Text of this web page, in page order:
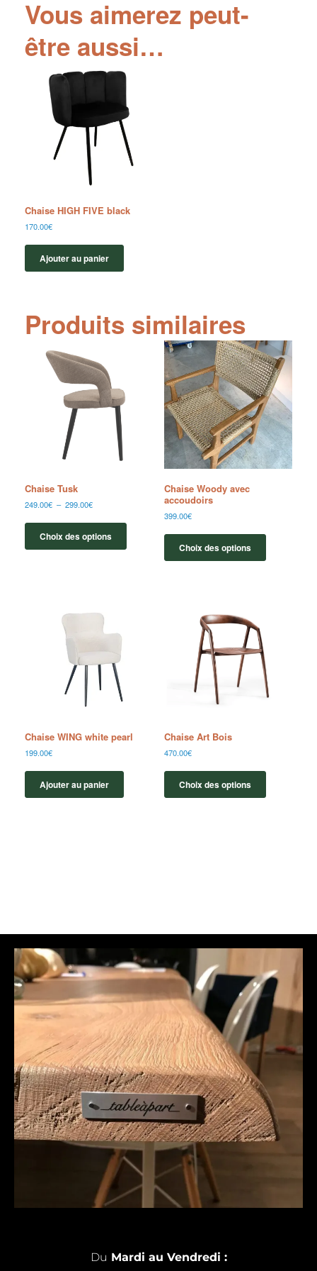
Vous aimerez peut-
être aussi…
Chaise HIGH FIVE black
170.00€
Ajouter au panier
Produits similaires
Chaise Tusk
249.00€ – 299.00€
Choix des options
Chaise Woody avec
accoudoirs
399.00€
Choix des options
Chaise WING white pearl
199.00€
Ajouter au panier
Chaise Art Bois
470.00€
Choix des options
Du Mardi au Vendredi :